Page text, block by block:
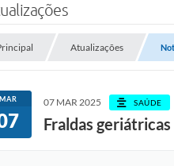
Atualizações
MAR 07 MAR 2025 SAÚDE
Fraldas